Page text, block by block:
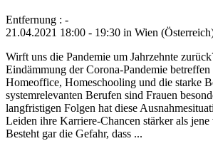
Entfernung : -
21.04.2021 18:00 - 19:30 in Wien
Wirft uns die Pandemie um Jahrzehnte
Eindämmung der Corona-​Pandemie
Homeoffice, Homeschooling und die starke
systemrelevanten Berufen sind Frauen
langfristigen Folgen hat diese
Leiden ihre Karriere-​Chancen stärker als
Besteht gar die Gefahr, dass ...